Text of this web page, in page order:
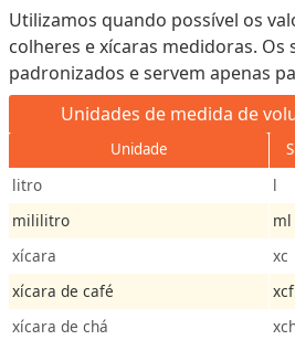
Utilizamos quando possível os
colheres e xícaras medidoras. Os
padronizados e servem apenas
Unidades de medida de
Unidade
litro l
mililitro
ml
xícara
xc
xícara de café
xcf
xícara de chá